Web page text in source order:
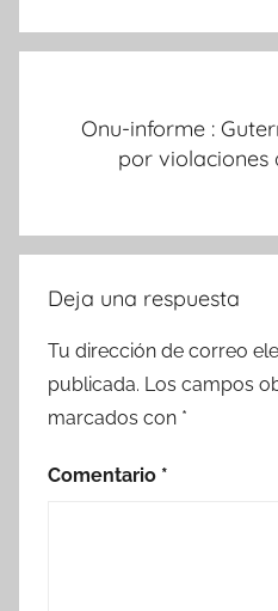
Onu-informe :
por violaciones
Deja una respuesta
Tu dirección de correo
publicada. Los campos
marcados con *
Comentario *